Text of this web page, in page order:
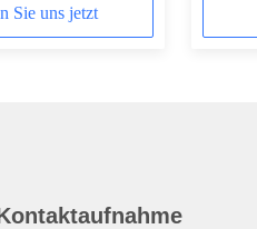
Sie uns jetzt